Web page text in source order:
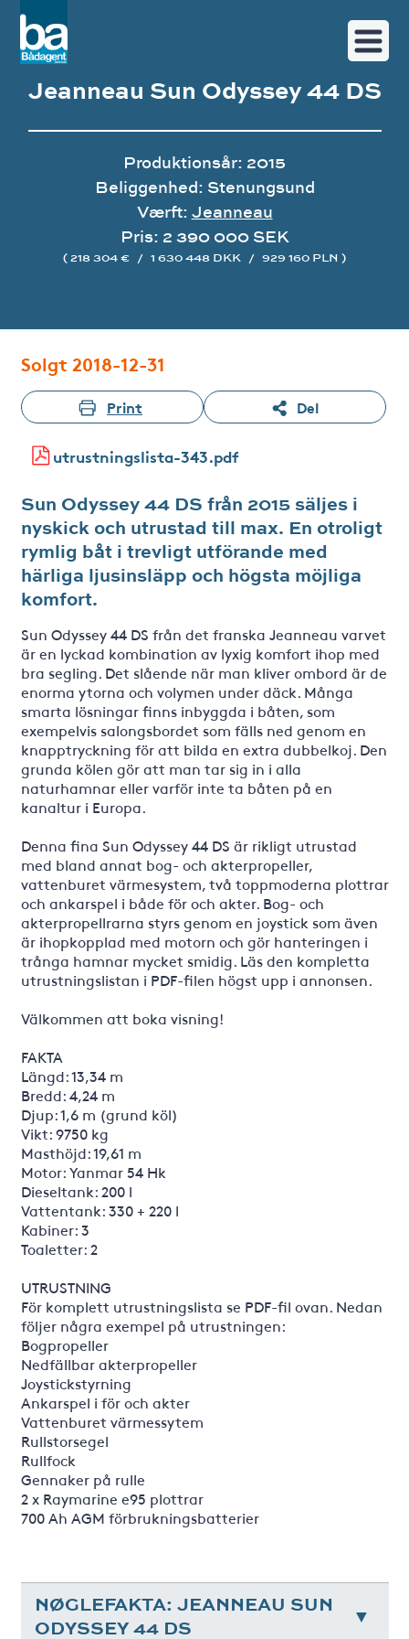
Jeanneau Sun Odyssey 44 DS
Produktionsår: 2015
Beliggenhed: Stenungsund
Værft: Jeanneau
Pris: 2 390 000 SEK
( 218 304 € / 1 630 448 DKK / 929 160 PLN )
Solgt 2018-12-31
Print Del
utrustningslista-343.pdf
Sun Odyssey 44 DS från 2015 säljes i
nyskick och utrustad till max. En otroligt
rymlig båt i trevligt utförande med
härliga ljusinsläpp och högsta möjliga
komfort.
Sun Odyssey 44 DS från det franska Jeanneau varvet
är en lyckad kombination av lyxig komfort ihop med
bra segling. Det slående när man kliver ombord är de
enorma ytorna och volymen under däck. Många
smarta lösningar finns inbyggda i båten, som
exempelvis salongsbordet som fälls ned genom en
knapptryckning för att bilda en extra dubbelkoj. Den
grunda kölen gör att man tar sig in i alla
naturhamnar eller varför inte ta båten på en
kanaltur i Europa.
Denna fina Sun Odyssey 44 DS är rikligt utrustad
med bland annat bog- och akterpropeller,
vattenburet värmesystem, två toppmoderna plottrar
och ankarspel i både för och akter. Bog- och
akterpropellrarna styrs genom en joystick som även
är ihopkopplad med motorn och gör hanteringen i
trånga hamnar mycket smidig. Läs den kompletta
utrustningslistan i PDF-filen högst upp i annonsen.
Välkommen att boka visning!
FAKTA
Längd: 13,34 m
Bredd: 4,24 m
Djup: 1,6 m (grund köl)
Vikt: 9750 kg
Masthöjd: 19,61 m
Motor: Yanmar 54 Hk
Dieseltank: 200 l
Vattentank: 330 + 220 l
Kabiner: 3
Toaletter: 2
UTRUSTNING
För komplett utrustningslista se PDF-fil ovan. Nedan
följer några exempel på utrustningen:
Bogpropeller
Nedfällbar akterpropeller
Joystickstyrning
Ankarspel i för och akter
Vattenburet värmessytem
Rullstorsegel
Rullfock
Gennaker på rulle
2 x Raymarine e95 plottrar
700 Ah AGM förbrukningsbatterier
NØGLEFAKTA: JEANNEAU SUN
ODYSSEY 44 DS